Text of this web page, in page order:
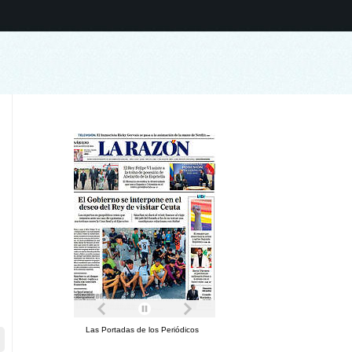
Las Portadas de los Periódicos